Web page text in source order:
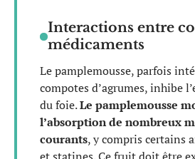
Interactions entre
médicaments
Le pamplemousse, parfois
compotes d’agrumes, inhibe
du foie.Le pamplemousse
l’absorption de nombreux
courants, y compris certains